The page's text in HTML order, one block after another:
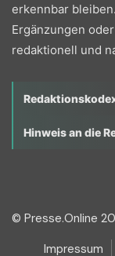
erkennbar
Ergänzungen
redaktionell und
Hinweis an die
© Presse.Online
Impressum